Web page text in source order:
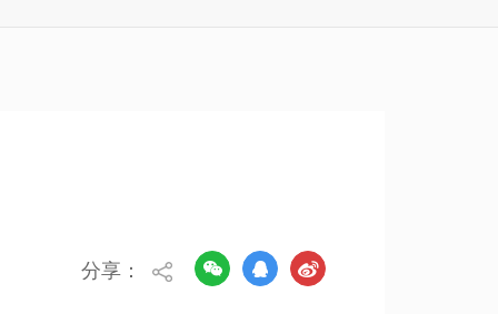
分享：